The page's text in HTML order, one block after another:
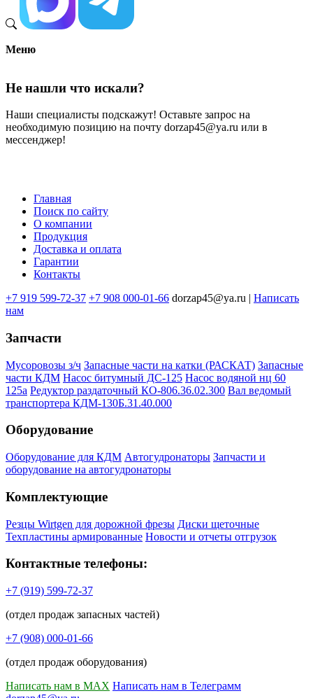
Меню
Не нашли что искали?
Наши специалисты подскажут! Оставьте запрос на
необходимую позицию на почту dorzap45@ya.ru или в
мессенджер!
Меню
подвале
Главная
Поиск по сайту
О компании
Продукция
Доставка и оплата
Гарантии
Контакты
+7 919 599-72-37 +7 908 000-01-66 dorzap45@ya.ru | Написать
нам
Запчасти
Мусоровозы з/ч Запасные части на катки (РАСКАТ) Запасные
части КДМ Насос битумный ДС-125 Насос водяной нц 60
125а Редуктор раздаточный КО-806.36.02.300 Вал ведомый
транспортера КДМ-130Б.31.40.000
Оборудование
Оборудование для КДМ Автогудронаторы Запчасти и
оборудование на автогудронаторы
Комплектующие
Резцы Wirtgen для дорожной фрезы Диски щеточные
Техпластины армированные Новости и отчеты отгрузок
Контактные телефоны:
+7 (919) 599-72-37
(отдел продаж запасных частей)
+7 (908) 000-01-66
(отдел продаж оборудования)
Написать нам в MAX Написать нам в Телеграмм